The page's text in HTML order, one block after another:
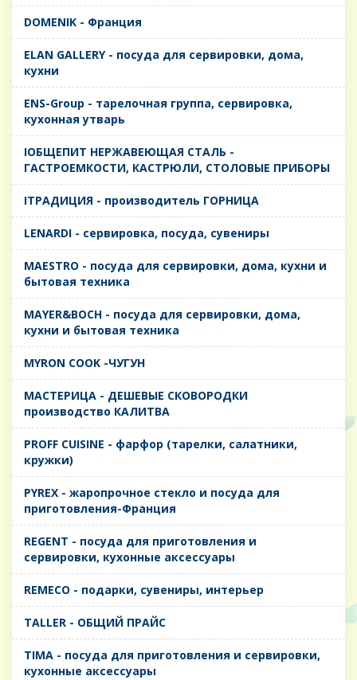
DOMENIK - Франция
ELAN GALLERY - посуда для сервировки, дома,
кухни
ENS-Group - тарелочная группа, сервировка,
кухонная утварь
IОБЩЕПИТ НЕРЖАВЕЮЩАЯ СТАЛЬ -
ГАСТРОЕМКОСТИ, КАСТРЮЛИ, СТОЛОВЫЕ ПРИБОРЫ
IТРАДИЦИЯ - производитель ГОРНИЦА
LENARDI - сервировка, посуда, сувениры
MAESTRO - посуда для сервировки, дома, кухни и
бытовая техника
MAYER&BOCH - посуда для сервировки, дома,
кухни и бытовая техника
MYRON COOK -ЧУГУН
MАСТЕРИЦА - ДЕШЕВЫЕ СКОВОРОДКИ
производство КАЛИТВА
PROFF CUISINE - фарфор (тарелки, салатники,
кружки)
PYREX - жаропрочное стекло и посуда для
приготовления-Франция
REGENT - посуда для приготовления и
сервировки, кухонные аксессуары
REMECO - подарки, сувениры, интерьер
TALLER - ОБЩИЙ ПРАЙС
TIMA - посуда для приготовления и сервировки,
кухонные аксессуары